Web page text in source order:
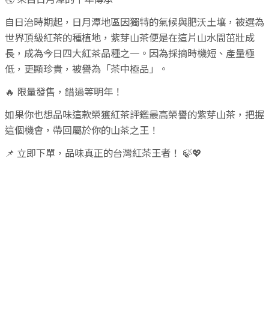
🌏 來自日月潭的千年傳承
自日治時期起，日月潭地區因獨特的氣候與肥沃土壤，被選為
世界頂級紅茶的種植地，紫芽山茶便是在這片山水間茁壯成
長，成為今日四大紅茶品種之一。因為採摘時機短、產量極
低，更顯珍貴，被譽為「茶中極品」。
🔥 限量發售，錯過等明年！
如果你也想品味這款榮獲紅茶評鑑最高榮譽的紫芽山茶，把握
這個機會，帶回屬於你的山茶之王！